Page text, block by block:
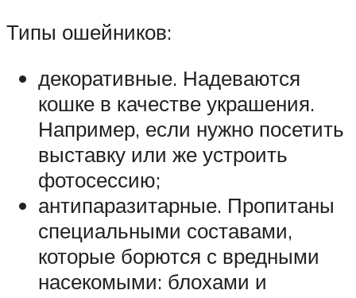
Типы ошейников:
декоративные. Надеваются
кошке в качестве украшения.
Например, если нужно посетить
выставку или же устроить
фотосессию;
антипаразитарные. Пропитаны
специальными составами,
которые борются с вредными
насекомыми: блохами и